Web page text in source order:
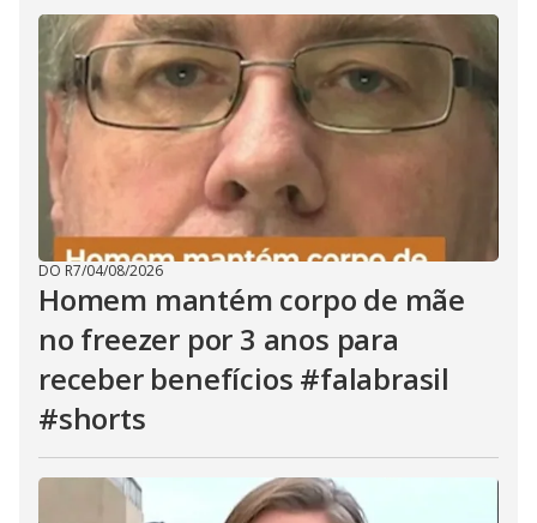
DO R7/04/08/2026
Homem mantém corpo de mãe
no freezer por 3 anos para
receber benefícios #falabrasil
#shorts